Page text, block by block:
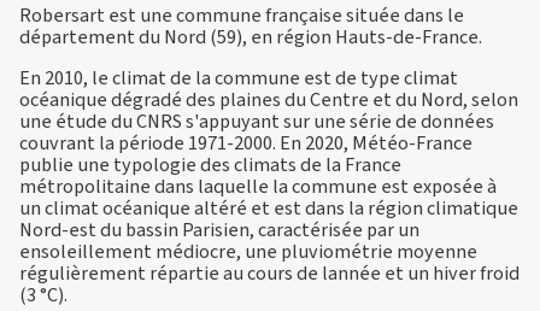
Robersart est une commune française située dans le
département du Nord (59), en région Hauts-de-France.
En 2010, le climat de la commune est de type climat
océanique dégradé des plaines du Centre et du Nord, selon
une étude du CNRS s'appuyant sur une série de données
couvrant la période 1971-2000. En 2020, Météo-France
publie une typologie des climats de la France
métropolitaine dans laquelle la commune est exposée à
un climat océanique altéré et est dans la région climatique
Nord-est du bassin Parisien, caractérisée par un
ensoleillement médiocre, une pluviométrie moyenne
régulièrement répartie au cours de lannée et un hiver froid
(3 °C).